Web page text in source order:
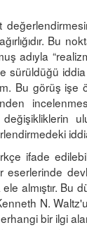
Bu
adıyla
sürüldüğü
Bu görüş işe
değişikliklerin
ifade
eserlerinde
almıştır. Bu
N.
bir ilgi